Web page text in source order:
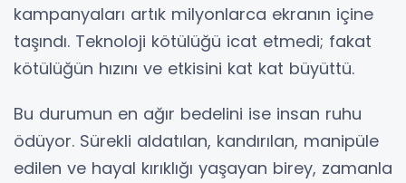
kampanyaları artık milyonlarca ekranın içine
taşındı. Teknoloji kötülüğü icat etmedi; fakat
kötülüğün hızını ve etkisini kat kat büyüttü.
Bu durumun en ağır bedelini ise insan ruhu
ödüyor. Sürekli aldatılan, kandırılan, manipüle
edilen ve hayal kırıklığı yaşayan birey, zamanla